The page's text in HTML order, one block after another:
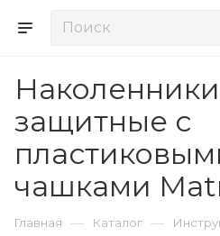
Наколенники
защитные с
чашками
Главная — Каталог —